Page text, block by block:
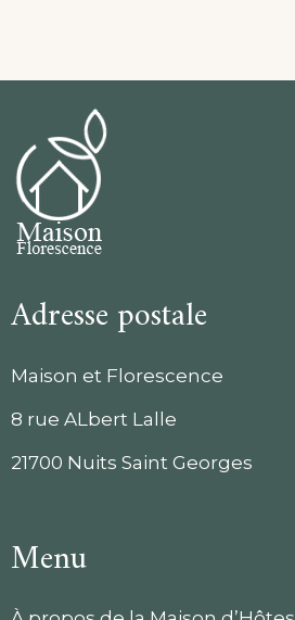
Adresse postale
Maison et Florescence
8 rue ALbert Lalle
21700 Nuits Saint Georges
Menu